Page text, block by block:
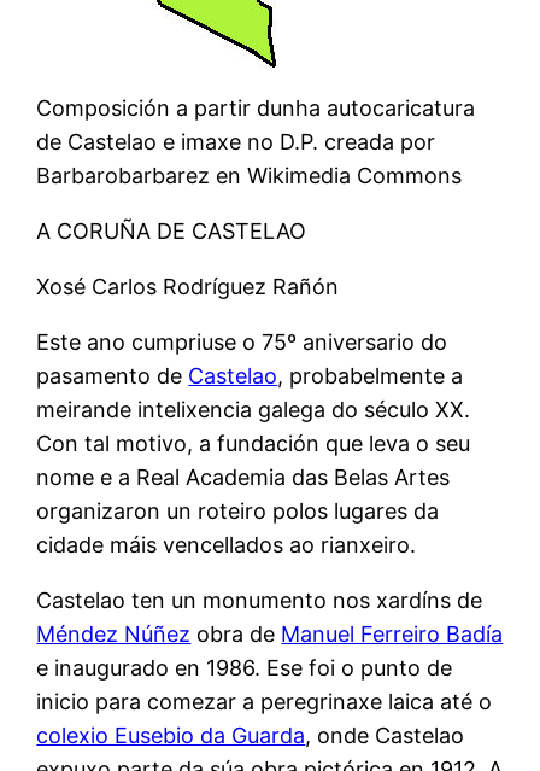
Composición a partir dunha autocaricatura
de Castelao e imaxe no D.P. creada por
Barbarobarbarez en Wikimedia Commons
A CORUÑA DE CASTELAO
Xosé Carlos Rodríguez Rañón
Este ano cumpriuse o 75º aniversario do
pasamento de Castelao, probabelmente a
meirande intelixencia galega do século XX.
Con tal motivo, a fundación que leva o seu
nome e a Real Academia das Belas Artes
organizaron un roteiro polos lugares da
cidade máis vencellados ao rianxeiro.
Castelao ten un monumento nos xardíns de
Méndez Núñez obra de Manuel Ferreiro Badía
e inaugurado en 1986. Ese foi o punto de
inicio para comezar a peregrinaxe laica até o
colexio Eusebio da Guarda, onde Castelao